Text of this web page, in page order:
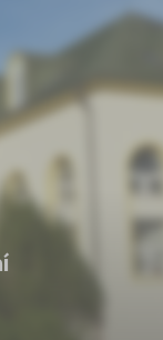
NA PŘIJÍMAČKY
TERMÍNY
DRUHY ŠKOL